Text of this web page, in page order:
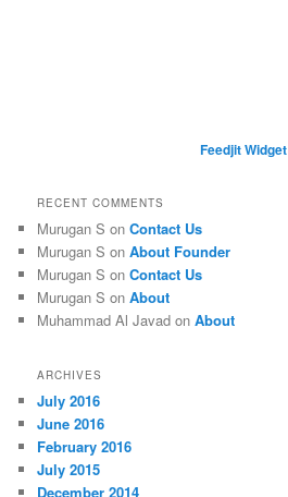
Feedjit Widget
RECENT COMMENTS
Murugan S onContact Us
Murugan S onAbout Founder
Murugan S onContact Us
Murugan S onAbout
Muhammad Al Javad onAbout
ARCHIVES
July 2016
June 2016
February 2016
July 2015
December 2014